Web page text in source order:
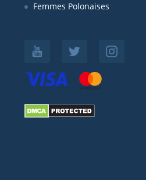
Femmes Polonaises